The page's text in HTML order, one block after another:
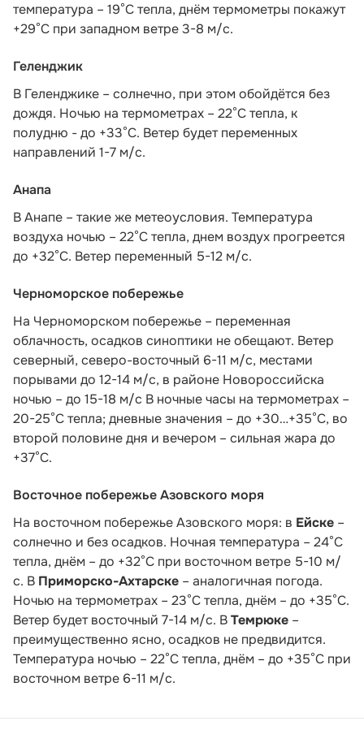
температура – 19°C тепла, днём термометры покажут
+29°C при западном ветре 3-8 м/с.
Геленджик
В Геленджике – солнечно, при этом обойдётся без
дождя. Ночью на термометрах – 22°C тепла, к
полудню - до +33°C. Ветер будет переменных
направлений 1-7 м/с.
Анапа
В Анапе – такие же метеоусловия. Температура
воздуха ночью – 22°C тепла, днем воздух прогреется
до +32°C. Ветер переменный 5-12 м/с.
Черноморское побережье
На Черноморском побережье – переменная
облачность, осадков синоптики не обещают. Ветер
северный, северо-восточный 6-11 м/с, местами
порывами до 12-14 м/с, в районе Новороссийска
ночью – до 15-18 м/с В ночные часы на термометрах –
20-25°С тепла; дневные значения – до +30…+35°С, во
второй половине дня и вечером – сильная жара до
+37°С.
Восточное побережье Азовского моря
На восточном побережье Азовского моря: в Ейске –
солнечно и без осадков. Ночная температура – 24°С
тепла, днём – до +32°С при восточном ветре 5-10 м/
с. В Приморско-Ахтарске – аналогичная погода.
Ночью на термометрах – 23°С тепла, днём – до +35°С.
Ветер будет восточный 7-14 м/с. ВТемрюке –
преимущественно ясно, осадков не предвидится.
Температура ночью – 22°С тепла, днём – до +35°С при
восточном ветре 6-11 м/с.